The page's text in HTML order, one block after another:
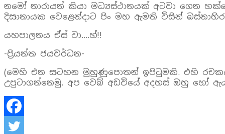
නමෝ නාරායන් කියා මධ්‍යස්ථානයක් අටවා ගෙන
දිසානායක වෙළෙන්දාට පිං මහ ඇමති විසින්
යහපාලනය ඒස් වා….හ්!!
-ප්‍රියන්ත ජයවර්ධන-
(මෙහි එන සටහන මුහුණුපොතන් ඉපිටුමකි. එහි රචකයා
උපුටාගන්නෙමු. අප වෙබ් අඩවියේ අදහස් ඔහු හෝ